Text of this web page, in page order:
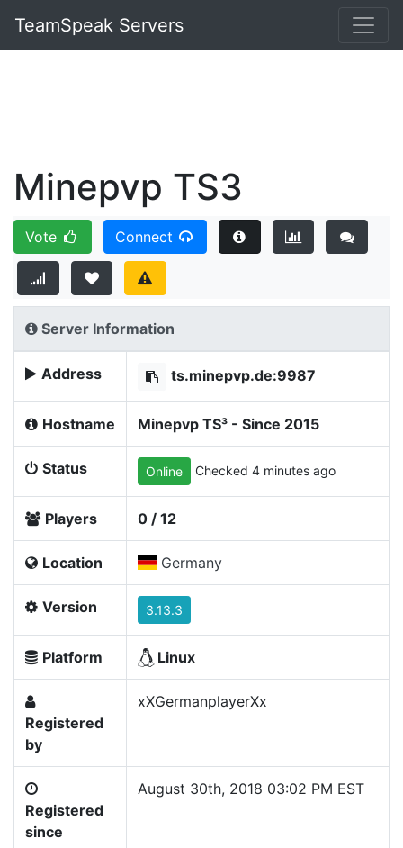
TeamSpeak Servers
Minepvp TS3
Vote Connect
Server Information
Address ts.minepvp.de:9987
Hostname Minepvp TS³ - Since 2015
Status Online Checked 4 minutes ago
Players 0 / 12
Location Germany
Version 3.13.3
Platform Linux
Registered
by
xXGermanplayerXx
Registered
since
August 30th, 2018 03:02 PM EST